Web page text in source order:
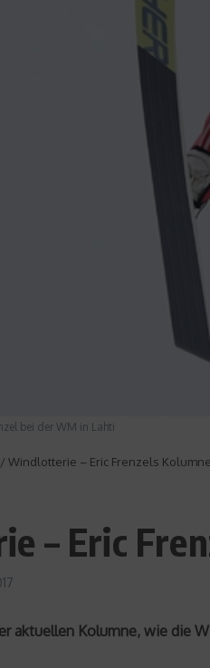
bei der WM in Lahti
/ Windlotterie – Eric Frenzels Kolumne
– Eric
aktuellen Kolumne, wie die